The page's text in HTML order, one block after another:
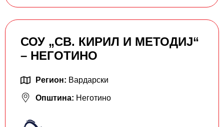
СОУ „СВ. КИРИЛ И МЕТОДИЈ“
– НЕГОТИНО
Регион: Вардарски
Општина: Неготино